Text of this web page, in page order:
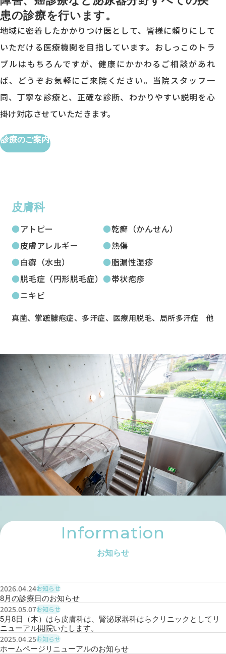
患の診療を行います。
地域に密着したかかりつけ医として、皆様に頼りにして
いただける医療機関を目指しています。おしっこのトラ
ブルはもちろんですが、健康にかかわるご相談があれ
ば、どうぞお気軽にご来院ください。当院スタッフ一
同、丁寧な診療と、正確な診断、わかりやすい説明を心
掛け対応させていただきます。
診療のご案内
皮膚科
アトピー
皮膚アレルギー
白癬（水虫）
脱毛症（円形脱毛症）
ニキビ
乾癬（かんせん）
熱傷
脂漏性湿疹
帯状疱疹
真菌、掌蹠膿疱症、多汗症、医療用脱毛、局所多汗症 他
Information
お知らせ
2026.04.24お知らせ
8月の診療日のお知らせ
2025.05.07お知らせ
5月8日（木）はら皮膚科は、腎泌尿器科はらクリニックとしてリ
ニューアル開院いたします。
2025.04.25お知らせ
ホームページリニューアルのお知らせ